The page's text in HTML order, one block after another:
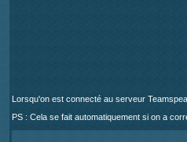
Lorsqu'on est connecté au serveur
PS : Cela se fait automatiquement si on a